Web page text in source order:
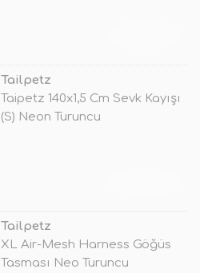
Tailpetz
Taipetz 140x1,5 Cm Sevk Kayışı
(S) Neon Turuncu
Tailpetz
XL Air-Mesh Harness Göğüs
Tasması Neo Turuncu